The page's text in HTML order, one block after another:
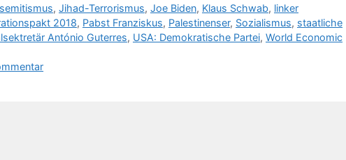
, Jihad-Terrorismus, Joe Biden, Klaus Schwab, linker
2018, Pabst Franziskus, Palestinenser, Sozialismus, staatliche
António Guterres, USA: Demokratische Partei, World Economic